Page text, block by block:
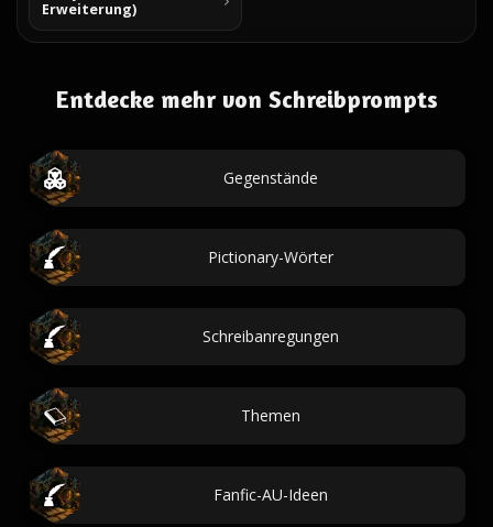
Erweiterung)
Entdecke mehr von Schreibprompts
Gegenstände
Pictionary-Wörter
Schreibanregungen
Themen
Fanfic-AU-Ideen